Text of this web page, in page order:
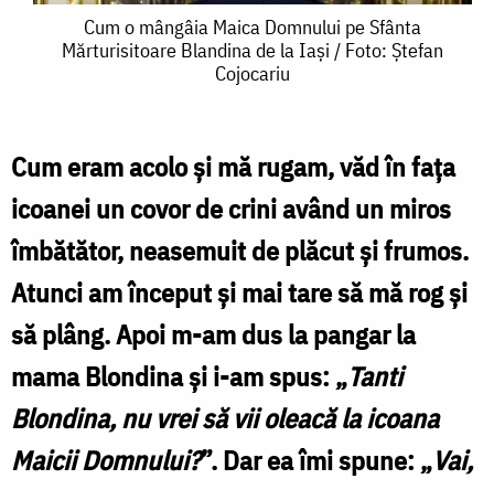
Domnului
pe
Sfânta
Mărturisitoare
Blandina
de
la
Iași
Cum o mângâia Maica Domnului pe Sfânta
Mărturisitoare Blandina de la Iași / Foto: Ștefan
Cojocariu
Cum eram acolo şi mă rugam, văd în faţa
icoanei un covor de crini având un miros
îmbătător, neasemuit de plăcut şi frumos.
Atunci am început şi mai tare să mă rog şi
să plâng. Apoi m-am dus la pangar la
mama Blondina şi i-am spus: „Tanti
Blondina, nu vrei să vii oleacă la icoana
Maicii Domnului?”. Dar ea îmi spune: „Vai,